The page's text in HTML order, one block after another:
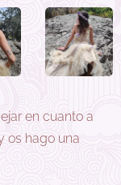
en cuanto a
os hago una